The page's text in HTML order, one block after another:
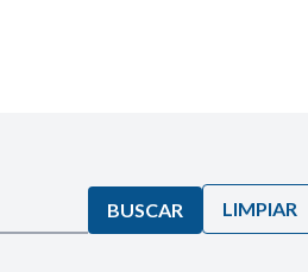
BUSCAR LIMPIAR